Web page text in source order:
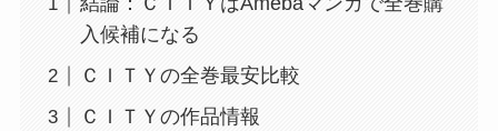
入候補になる
ＣＩＴＹの全巻最安比較
ＣＩＴＹの作品情報